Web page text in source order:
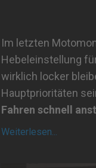
Im letzten
Hebeleinstellung
wirklich locker
Hauptprioritäten
Fahren schnell
Weiterlesen...